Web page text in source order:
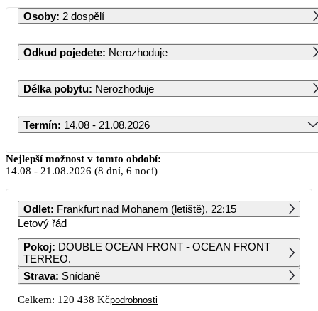
Osoby: 2 dospělí
Odkud pojedete: Nerozhoduje
Délka pobytu: Nerozhoduje
Termín: 14.08 - 21.08.2026
Srpen 2026
PO ÚT ST ČT PÁ SO NE
3 4 5 6 7 8 9
10 11 12
Nejlepší možnost v tomto období:
14.08 - 21.08.2026 (8 dní, 6 nocí)
Odlet: Frankfurt nad Mohanem (letiště), 22:15
Letový řád
Pokoj: DOUBLE OCEAN FRONT - OCEAN FRONT
TERREO.
Strava: Snídaně
Celkem: 120 438 Kčpodrobnosti